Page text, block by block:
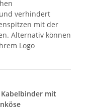
verhindert
mit der
Alternativ können
Logo
mit